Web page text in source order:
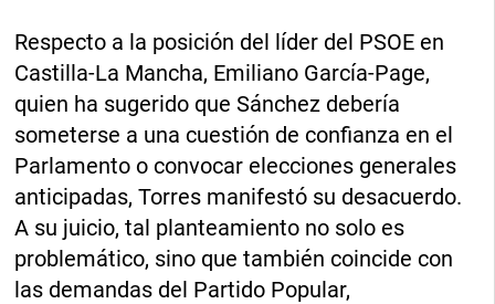
Respecto a la posición del líder del PSOE en
Castilla-La Mancha, Emiliano García-Page,
quien ha sugerido que Sánchez debería
someterse a una cuestión de confianza en el
Parlamento o convocar elecciones generales
anticipadas, Torres manifestó su desacuerdo.
A su juicio, tal planteamiento no solo es
problemático, sino que también coincide con
las demandas del Partido Popular,